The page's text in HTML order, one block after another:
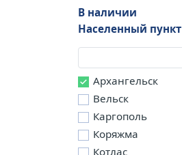
В наличии
Населенный пункт
Архангельск
Вельск
Каргополь
Коряжма
Котлас